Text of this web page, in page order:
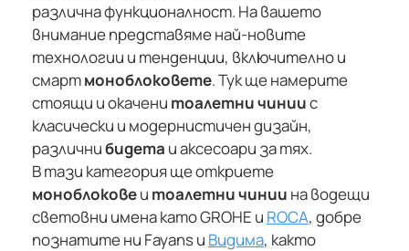
различна функционалност. На вашето
внимание представяме най-новите
технологии и тенденции, включително и
смартмоноблоковете. Тук ще намерите
стоящи и окачени тоалетни чиниис
класически и модернистичен дизайн,
различнибидета и аксесоари за тях.
В тази категория ще откриете
моноблоковеи тоалетни чинии на водещи
световни имена като GROHE и ROCA, добре
познатите ни Fayans и Видима, както